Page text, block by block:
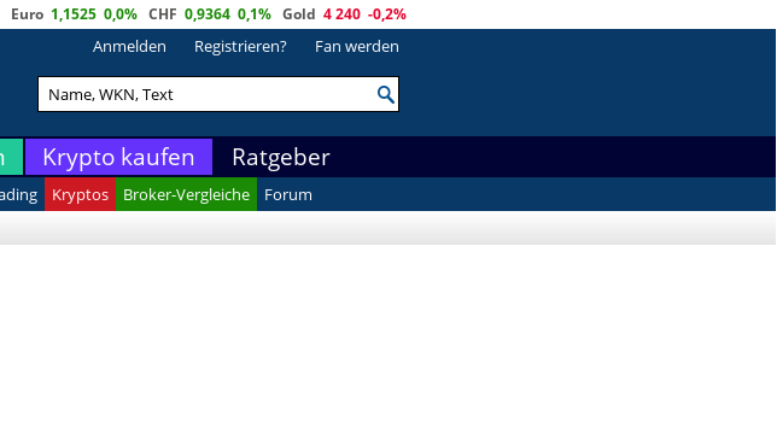
Euro 1,1525 0,0% CHF 0,9364 0,1% Gold 4 240 -0,2%
Anmelden Registrieren? Fan werden
Krypto kaufen Ratgeber
Kryptos Broker-Vergleiche
Forum